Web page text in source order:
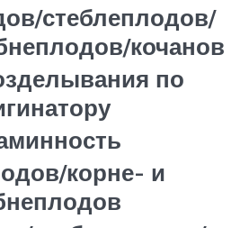
стеблеплодов/
кочанов
по
корне- и